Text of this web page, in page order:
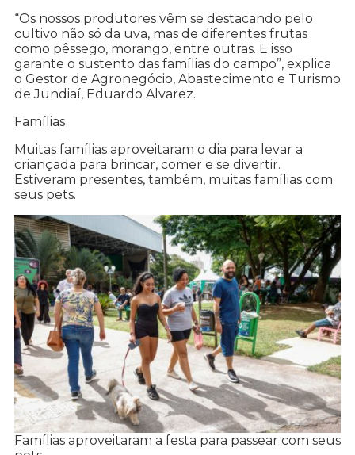
“Os nossos produtores vêm se destacando pelo
cultivo não só da uva, mas de diferentes frutas
como pêssego, morango, entre outras. E isso
garante o sustento das famílias do campo”, explica
o Gestor de Agronegócio, Abastecimento e Turismo
de Jundiaí, Eduardo Alvarez.
Famílias
Muitas famílias aproveitaram o dia para levar a
criançada para brincar, comer e se divertir.
Estiveram presentes, também, muitas famílias com
seus pets.
Famílias aproveitaram a festa para passear com seus